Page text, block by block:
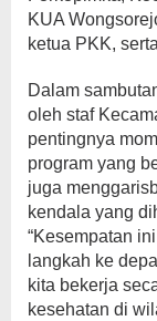
KUA
ketua PKK,
Dalam
oleh staf
pentingnya
program yang
juga
kendala yang
“Kesempatan
langkah ke
kita bekerja
kesehatan di